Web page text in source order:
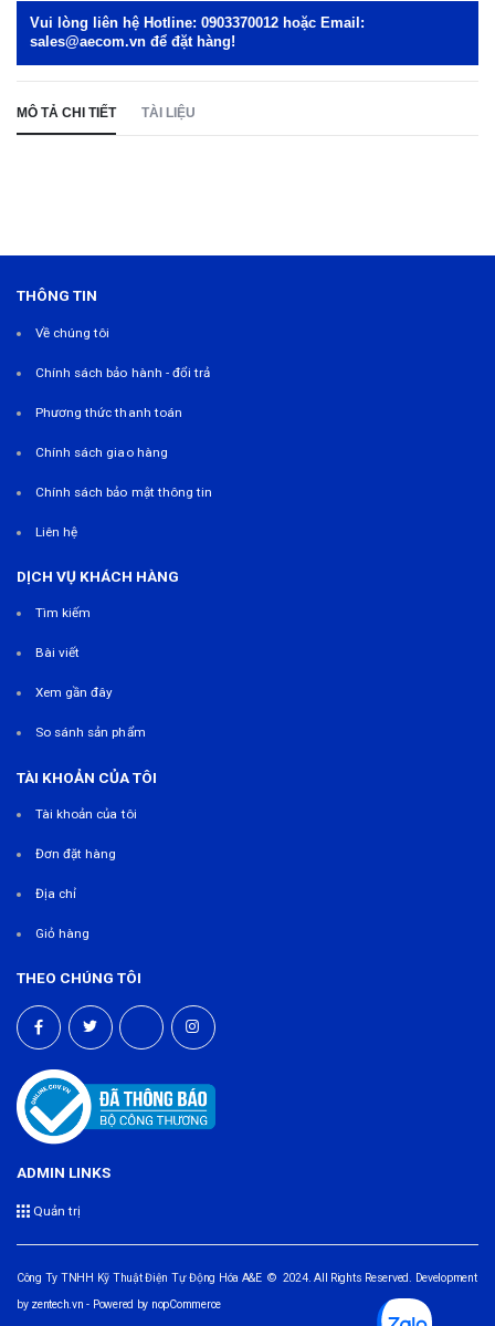
Vui lòng liên hệ Hotline: 0903370012 hoặc Email:
sales@aecom.vn để đặt hàng!
MÔ TẢ CHI TIẾT TÀI LIỆU
THÔNG TIN
Về chúng tôi
Chính sách bảo hành - đổi trả
Phương thức thanh toán
Chính sách giao hàng
Chính sách bảo mật thông tin
Liên hệ
DỊCH VỤ KHÁCH HÀNG
Tìm kiếm
Bài viết
Xem gần đây
So sánh sản phẩm
TÀI KHOẢN CỦA TÔI
Tài khoản của tôi
Đơn đặt hàng
Địa chỉ
Giỏ hàng
THEO CHÚNG TÔI
ADMIN LINKS
Quản trị
Công Ty TNHH Kỹ Thuật Điện Tự Động Hóa A&E © 2024. All Rights Reserved. Development
by zentech.vn - Powered by nopCommerce